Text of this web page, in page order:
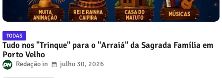
TODAS
Tudo nos "Trinque" para o "Arraiá" da Sagrada Família em
Porto Velho
Redação julho 30, 2026